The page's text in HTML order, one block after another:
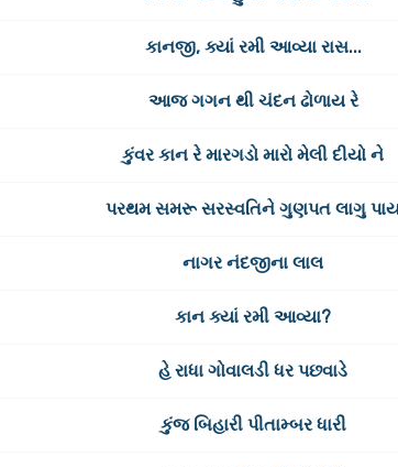
કાનજી, ક્યાં રમી આવ્યા રાસ...
આજ ગગન થી ચંદન ઢોળાય રે
કુંવર કાન રે મારગડો મારો મેલી દીયો ને
પરથમ સમરૂ સરસ્વતિને ગુણપત લાગુ
નાગર નંદજીના લાલ
કાન ક્યાં રમી આવ્યા?
હે રાધા ગોવાલડી ધર પછવાડે
કુંજ બિહારી પીતામ્બર ધારી